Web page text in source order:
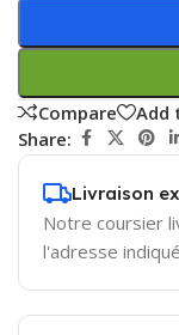
Compare
Add
Share:
Livraison
Notre coursier
l'adresse